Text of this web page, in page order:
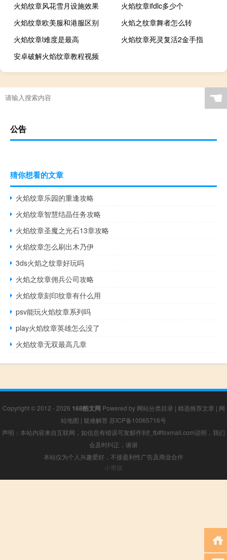
火焰纹章风花雪月设施效果
火焰纹章ifdlc多少个
火焰纹章欧美服和港服区别
火焰之纹章舞者怎么转
火焰纹章l难度是最高
火焰纹章死灵复活2金手指
安卓破解火焰纹章教程视频
☚
公告
猜你想看的文章
火焰纹章乐园的重逢攻略
火焰纹章智慧结晶任务攻略
火焰纹章圣魔之光石13章攻略
火焰纹章怎么刷出木乃伊
3ds火焰之纹章好玩吗
火焰之纹章佣兵公司攻略
火焰纹章刻印纹章有什么用
psv能玩火焰纹章系列吗
play火焰纹章英雄怎么没了
火焰纹章无双最高几章
Copyright © 2012 - 2026 168酷文网 Powered by 网站分类目录 | 精选推荐文章 | 网
站地图 | 疑难解答 苏ICP备10065716号
声明：本站内容来自互联网，如信息有错误可发邮件到f_fb#foxmail.com说明，我们
会及时纠正，谢谢
本站仅为个人兴趣爱好，不接盈利性广告及商业合作
小男孩